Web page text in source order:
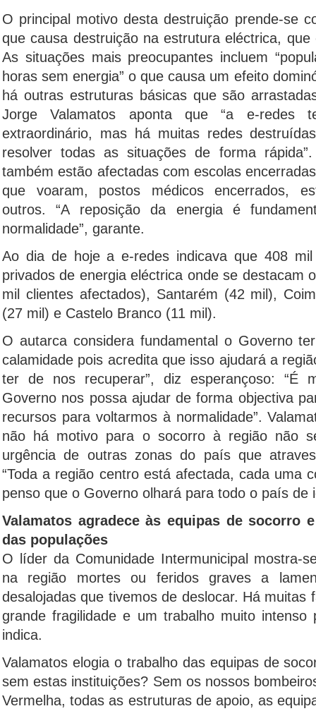
O principal motivo desta destruição prende-se
que causa destruição na estrutura eléctrica,
As situações mais preocupantes incluem
horas sem energia” o que causa um efeito
há outras estruturas básicas que são
Jorge Valamatos aponta que “a e-redes
extraordinário, mas há muitas redes
resolver todas as situações de forma
também estão afectadas com escolas
que voaram, postos médicos encerrados,
outros. “A reposição da energia é
normalidade”, garante.
Ao dia de hoje a e-redes indicava que 408 mil
privados de energia eléctrica onde se destacam
mil clientes afectados), Santarém (42 mil),
(27 mil) e Castelo Branco (11 mil).
O autarca considera fundamental o Governo
calamidade pois acredita que isso ajudará a
ter de nos recuperar”, diz esperançoso: “É
Governo nos possa ajudar de forma objectiva
recursos para voltarmos à normalidade”.
não há motivo para o socorro à região não
urgência de outras zonas do país que
“Toda a região centro está afectada, cada uma
penso que o Governo olhará para todo o país de
Valamatos agradece às equipas de socorro
das populações
O líder da Comunidade Intermunicipal mostra-
na região mortes ou feridos graves a
desalojadas que tivemos de deslocar. Há muitas
grande fragilidade e um trabalho muito intenso
indica.
Valamatos elogia o trabalho das equipas de
sem estas instituições? Sem os nossos
Vermelha, todas as estruturas de apoio, as